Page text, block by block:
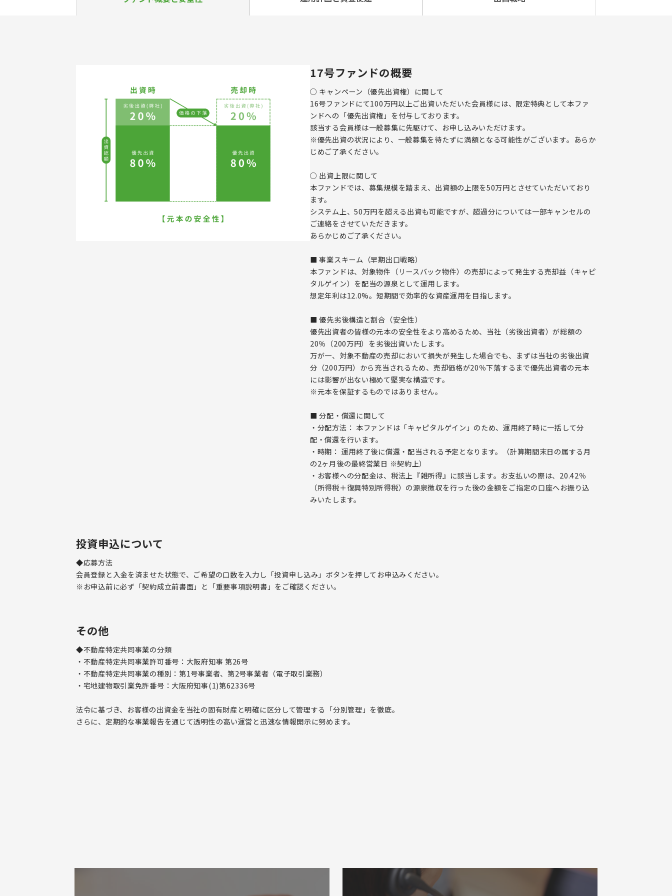
17号ファンドの概要
○ キャンペーン（優先出資権）に関して
16号ファンドにて100万円以上ご出資いただいた会員様には、限定特典として本ファ
ンドへの「優先出資権」を付与しております。
該当する会員様は一般募集に先駆けて、お申し込みいただけます。
※優先出資の状況により、一般募集を待たずに満額となる可能性がございます。あらか
じめご了承ください。
○ 出資上限に関して
本ファンドでは、募集規模を踏まえ、出資額の上限を50万円とさせていただいており
ます。
システム上、50万円を超える出資も可能ですが、超過分については一部キャンセルの
ご連絡をさせていただきます。
あらかじめご了承ください。
■ 事業スキーム（早期出口戦略）
本ファンドは、対象物件（リースバック物件）の売却によって発生する売却益（キャピ
タルゲイン）を配当の源泉として運用します。
想定年利は12.0%。短期間で効率的な資産運用を目指します。
■ 優先劣後構造と割合（安全性）
優先出資者の皆様の元本の安全性をより高めるため、当社（劣後出資者）が総額の
20％（200万円）を劣後出資いたします。
万が一、対象不動産の売却において損失が発生した場合でも、まずは当社の劣後出資
分（200万円）から充当されるため、売却価格が20％下落するまで優先出資者の元本
には影響が出ない極めて堅実な構造です。
※元本を保証するものではありません。
■ 分配・償還に関して
・分配方法： 本ファンドは「キャピタルゲイン」のため、運用終了時に一括して分
配・償還を行います。
・時期： 運用終了後に償還・配当される予定となります。（計算期間末日の属する月
の2ヶ月後の最終営業日 ※契約上）
・お客様への分配金は、税法上『雑所得』に該当します。お支払いの際は、20.42％
（所得税＋復興特別所得税）の源泉徴収を行った後の金額をご指定の口座へお振り込
みいたします。
投資申込について
◆応募方法
会員登録と入金を済ませた状態で、ご希望の口数を入力し「投資申し込み」ボタンを押してお申込みください。
※お申込前に必ず「契約成立前書面」と「重要事項説明書」をご確認ください。
その他
◆不動産特定共同事業の分類
・不動産特定共同事業許可番号：大阪府知事 第26号
・不動産特定共同事業の種別：第1号事業者、第2号事業者（電子取引業務）
・宅地建物取引業免許番号：大阪府知事(1)第62336号
法令に基づき、お客様の出資金を当社の固有財産と明確に区分して管理する「分別管理」を徹底。
さらに、定期的な事業報告を通じて透明性の高い運営と迅速な情報開示に努めます。